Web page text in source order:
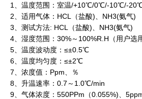
1、温度范围：室温/+10℃/0℃/-10℃/-20℃
2、适用气体：HCL（盐酸)、NH3(氨气)
3、测试方法: HCL（盐酸)、NH3(氨气)
4、湿度范围：30%～100%R.H（用户选用
5、温度波动度：≤±0.5℃
6、温度均匀度：≤±2℃
7、浓度值：Ppm、％
8、升温速率：0.7～1.0℃/min
9、气体浓度： 550PPm（0.055%)、